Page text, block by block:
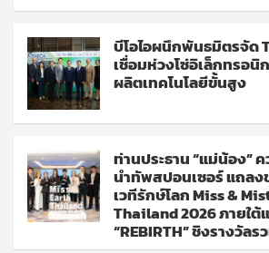
บีโอไอผนึกพันธมิตรจัด
เชื่อมห่วงโซ่อิเล็กทรอ
ผลิตเทคโนโลยีขั้นสูง
ท่านประธาน “แม่น้อง”
นำทัพสปอนเซอร์ แถลง
เวทีรักษ์โลก Miss &
Thailand 2026 ภายใต้
“REBIRTH” ชิงรางวัลร